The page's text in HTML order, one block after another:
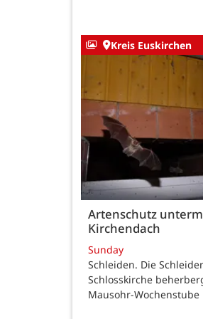
Kreis Euskirchen
Artenschutz unterm
Kirchendach
Sunday
Schleiden. Die
Schlosskirche
Mausohr-Wochenstube